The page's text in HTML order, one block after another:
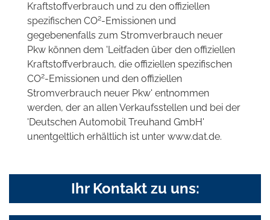
Kraftstoffverbrauch und zu den offiziellen
spezifischen CO2-Emissionen und
gegebenenfalls zum Stromverbrauch neuer
Pkw können dem 'Leitfaden über den offiziellen
Kraftstoffverbrauch, die offiziellen spezifischen
CO2-Emissionen und den offiziellen
Stromverbrauch neuer Pkw' entnommen
werden, der an allen Verkaufsstellen und bei der
'Deutschen Automobil Treuhand GmbH'
unentgeltlich erhältlich ist unter www.dat.de.
Ihr Kontakt zu uns: